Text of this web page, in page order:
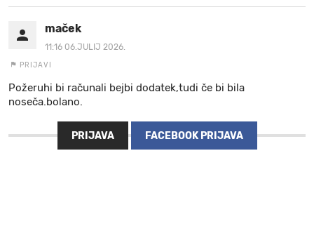
maček
11:16 06.JULIJ 2026.
PRIJAVI
Požeruhi bi računali bejbi dodatek,tudi če bi bila
noseča.bolano.
PRIJAVA FACEBOOK PRIJAVA